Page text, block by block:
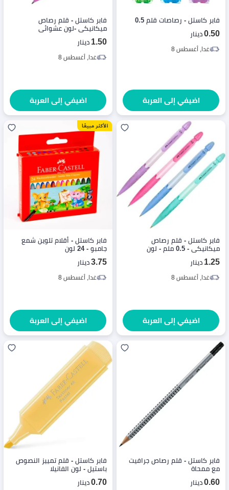
فابر كاستل - رصاصات قلم 0.5
0.50 دينار
غدا, أغسطس 8
اضيفي إلى العربة
فابر كاستل - قلم رصاص
ميكانيكي -لون عشوائي
1.50 دينار
غدا, أغسطس 8
اضيفي إلى العربة
فابر كاستل - قلم رصاص
ميكانيكي - 0.5 ملم - لون
عشوائي - 1 قطعة
1.25 دينار
غدا, أغسطس 8
اضيفي إلى العربة
فابر كاستل - أقلام تلوين شمع
جامبو - 24 لون
3.75 دينار
غدا, أغسطس 8
اضيفي إلى العربة
فابر كاستل - قلم رصاص جرافيت
مع ممحاة
0.60 دينار
فابر كاستل - قلم تمييز النصوص
باستيل - لون الفانيلا
0.70 دينار